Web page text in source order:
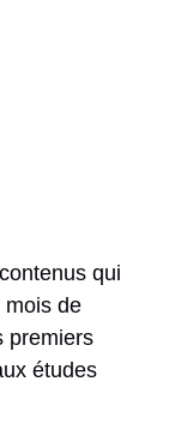
qui
mois de
premiers
études